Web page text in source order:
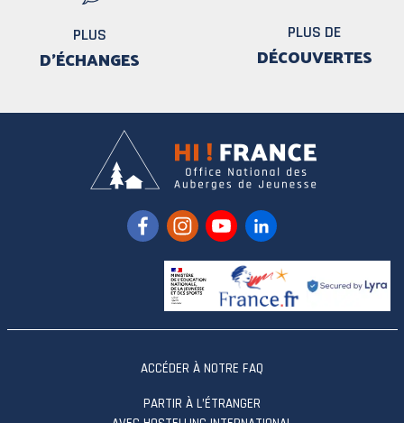
PLUS
D'ÉCHANGES
PLUS DE
DÉCOUVERTES
ACCÉDER À NOTRE FAQ
PARTIR À L’ÉTRANGER